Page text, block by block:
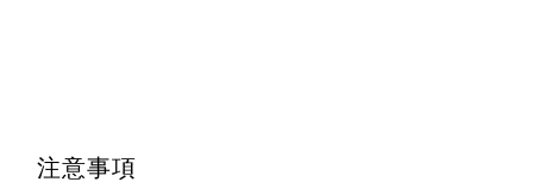
注意事項